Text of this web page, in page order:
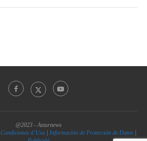
@2023 - Asturnews
Condiciones d’Usu | Información de Protección de Datos |